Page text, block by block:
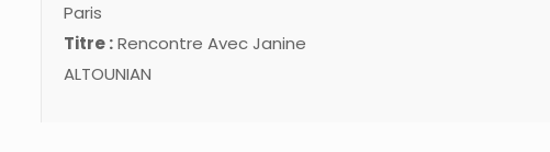
Paris
Titre :Rencontre Avec Janine
ALTOUNIAN